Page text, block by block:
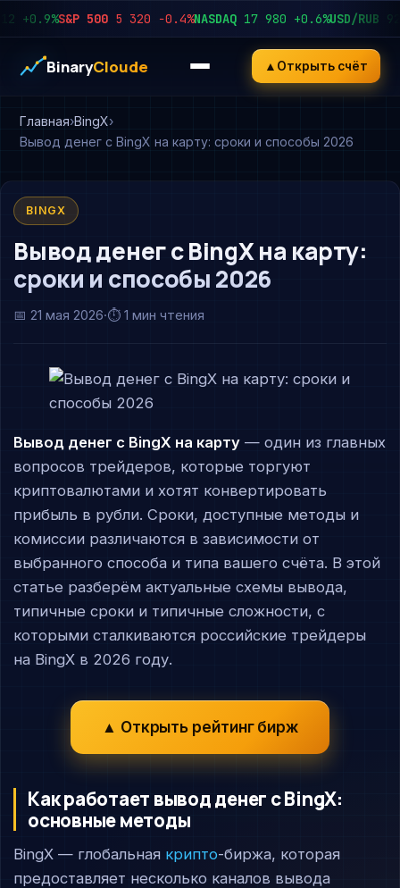
S&P 500 5 320 −0.4%NASDAQ 17 980 +0.6%USD/RUB 92.45
BinaryCloude ▲ Открыть счёт
Главная BingX
Вывод денег с BingX на карту: сроки и способы 2026
BINGX
Вывод денег с BingX на карту:
сроки и способы 2026
📅21 мая 2026·⏱ 1 мин чтения
Вывод денег с BingX на карту — один из главных
вопросов трейдеров, которые торгуют
криптовалютами и хотят конвертировать
прибыль в рубли. Сроки, доступные методы и
комиссии различаются в зависимости от
выбранного способа и типа вашего счёта. В этой
статье разберём актуальные схемы вывода,
типичные сроки и типичные сложности, с
которыми сталкиваются российские трейдеры
на BingX в 2026 году.
▲ Открыть рейтинг бирж
Как работает вывод денег с BingX:
основные методы
BingX — глобальная крипто-биржа, которая
предоставляет несколько каналов вывода